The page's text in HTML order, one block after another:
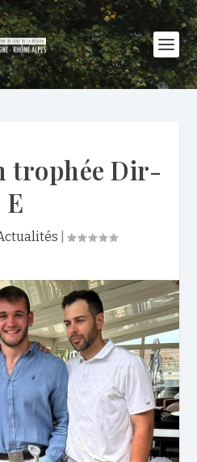
trophée Dir-
E